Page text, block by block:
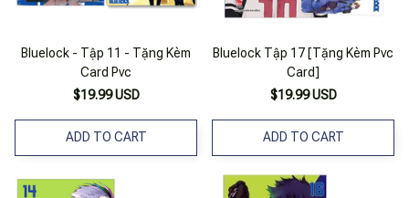
Bluelock - Tập 11 - Tặng Kèm
Card Pvc
$19.99 USD
ADD TO CART
Bluelock Tập 17 [Tặng Kèm Pvc
Card]
$19.99 USD
ADD TO CART